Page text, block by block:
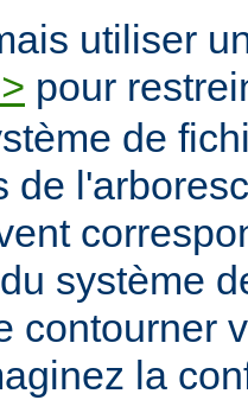
utiliser
pour
de
de
système
contourner
la